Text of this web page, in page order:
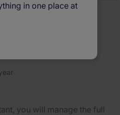
in one place at
you will manage the full